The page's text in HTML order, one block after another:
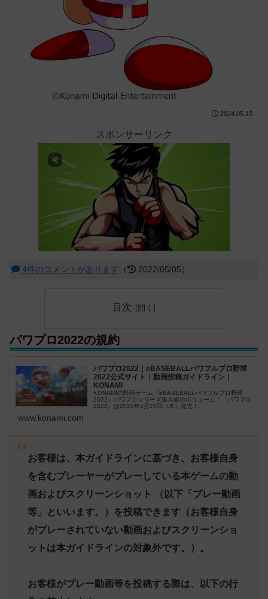
2024.05.13
スポンサーリンク
4件のコメントがあります （ 2022/05/05）
目次
パワプロ2022の規約
パワプロ2022｜eBASEBALLパワフルプロ野球
2022公式サイト｜動画投稿ガイドライン｜
KONAMI
KONAMIの野球ゲーム『eBASEBALLパワフルプロ野球
2022』パワプロシリーズ最大級のボリューム！『パワプロ
2022』は2022年4月21日（木）発売！
www.konami.com
お客様は、本ガイドラインに基づき、お客様自身
を含むプレーヤーがプレーしている本ゲームの動
画およびスクリーンショット （以下「プレー動画
等」といいます。）を投稿できます（お客様自身
がプレーされていない動画およびスクリーンショ
ットは本ガイドラインの対象外です。）。
お客様がプレー動画等を投稿する際は、以下の行